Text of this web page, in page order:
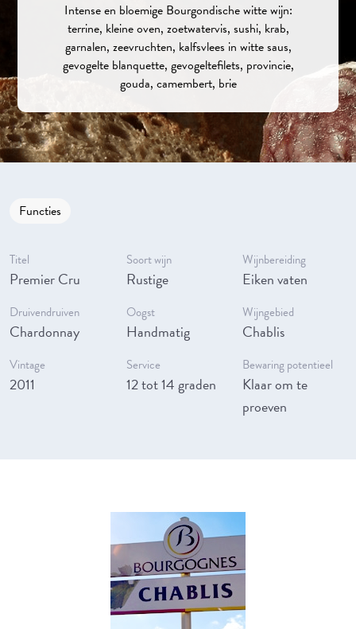
Intense en bloemige Bourgondische witte wijn:
terrine, kleine oven, zoetwatervis, sushi, krab,
garnalen, zeevruchten, kalfsvlees in witte saus,
gevogelte blanquette, gevogeltefilets, provincie,
gouda, camembert, brie
Functies
Titel
Premier Cru
Soort wijn
Rustige
Wijnbereiding
Eiken vaten
Druivendruiven
Chardonnay
Oogst
Handmatig
Wijngebied
Chablis
Vintage
2011
Service
12 tot 14 graden
Bewaring potentieel
Klaar om te
proeven